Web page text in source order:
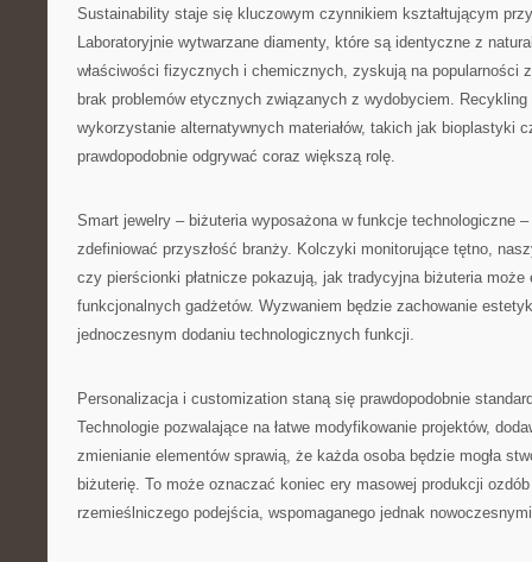
Sustainability staje się kluczowym czynnikiem kształtującym
Laboratoryjnie wytwarzane diamenty, które są identyczne z
właściwości fizycznych i chemicznych, zyskują na popularności
brak problemów etycznych związanych z wydobyciem.
wykorzystanie alternatywnych materiałów, takich jak bioplastyki
prawdopodobnie odgrywać coraz większą rolę.
Smart jewelry – biżuteria wyposażona w funkcje technologiczne
zdefiniować przyszłość branży. Kolczyki monitorujące tętno,
czy pierścionki płatnicze pokazują, jak tradycyjna biżuteria może
funkcjonalnych gadżetów. Wyzwaniem będzie zachowanie
jednoczesnym dodaniu technologicznych funkcji.
Personalizacja i customization staną się prawdopodobnie
Technologie pozwalające na łatwe modyfikowanie projektów,
zmienianie elementów sprawią, że każda osoba będzie mogła
biżuterię. To może oznaczać koniec ery masowej produkcji
rzemieślniczego podejścia, wspomaganego jednak